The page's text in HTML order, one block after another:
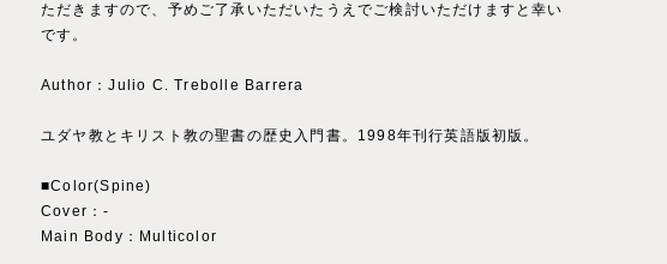
ただきますので、予めご了承いただいたうえでご検討いただけますと幸い
です。
Author：Julio C. Trebolle Barrera
ユダヤ教とキリスト教の聖書の歴史入門書。1998年刊行英語版初版。
■Color(Spine)
Cover：‐
Main Body：Multicolor